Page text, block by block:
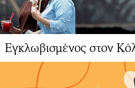
Εγκλωβισμένος στον